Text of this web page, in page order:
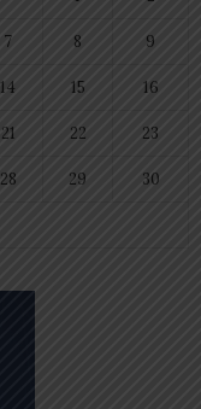
7 8 9
14 15 16
21 22 23
28 29 30